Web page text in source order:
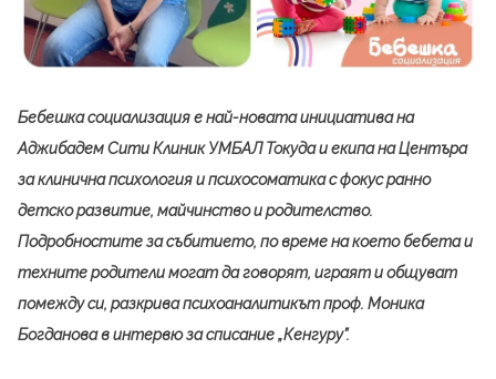
Бебешка социализация е най-новата инициатива на
Аджибадем Сити Клиник УМБАЛ Токуда и екипа на Центъра
за клинична психология и психосоматика с фокус ранно
детско развитие, майчинство и родителство.
Подробностите за събитието, по време на което бебета и
техните родители могат да говорят, играят и общуват
помежду си, разкрива психоаналитикът проф. Моника
Богданова в интервю засписание „Кенгуру”.